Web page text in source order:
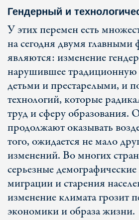
Гендерный и
У этих перемен есть
на сегодня двумя главными
являются: изменение
нарушившее традиционную
детьми и престарелыми, и
технологий, которые
труд и сферу образования.
продолжают оказывать
того, ожидается не мало
изменений. Во многих
серьезные
миграции и старения
изменение климата грозит
экономики и образа жизни.